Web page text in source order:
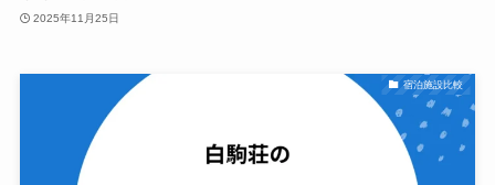
2025年11月25日
宿泊施設比較